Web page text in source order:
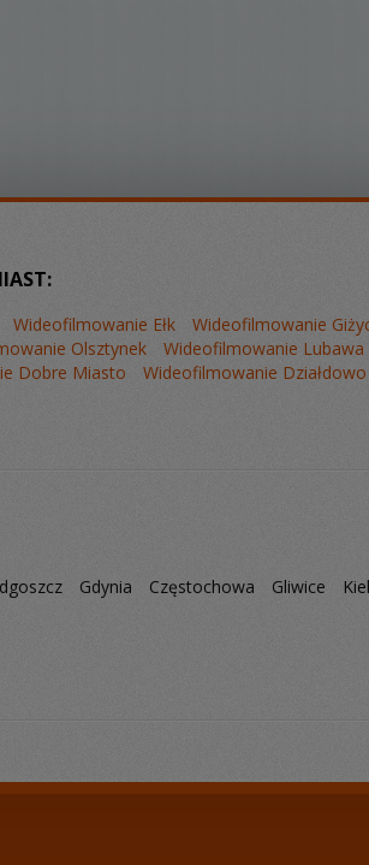
Wideofilmowanie Ełk
Wideofilmowanie
Olsztynek Wideofilmowanie Lubawa
Dobre Miasto Wideofilmowanie Działdowo
Gdynia Częstochowa Gliwice